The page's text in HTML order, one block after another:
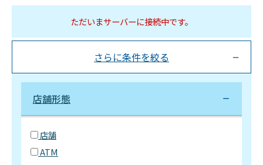
ただいまサーバーに接続中です。
さらに条件を絞る
店舗形態
店舗
ATM